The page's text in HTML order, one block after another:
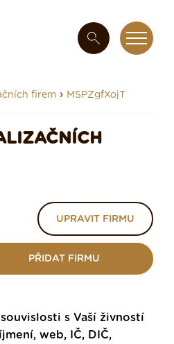
firem › MSPZgfXojT
UPRAVIT FIRMU
PŘIDAT FIRMU
s Vaší živností
web, IČ, DIČ,